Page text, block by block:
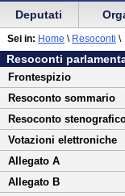
Menu
di
ausilio
alla
navigazione
Vai
Menu
di
navigazione
principale
Menu
di
navigazione
principale
Vai
menu
di
sezione
Deputati
Vai
al
contenuto
Resoconti
Frontespizio
Resoconto sommario
Resoconto
Votazioni elettroniche
Allegato A
Allegato B
Sei in: Home \ Resoconti \